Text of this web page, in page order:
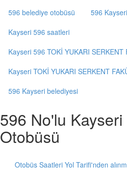
596 belediye otobüsü
596 Kayseri
Kayseri 596 saatleri
Kayseri 596 TOKİ YUKARI SERKENT
Kayseri TOKİ YUKARI SERKENT
596 Kayseri belediyesi
596 No'lu
Otobüsü
Otobüs Saatleri Yol Tarifi'nden